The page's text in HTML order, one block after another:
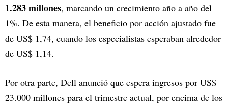
1.283 millones, marcando un crecimiento año a año del
1%. De esta manera, el beneficio por acción ajustado fue
de US$ 1,74, cuando los especialistas esperaban alrededor
de US$ 1,14.
Por otra parte, Dell anunció que espera ingresos por US$
23.000 millones para el trimestre actual, por encima de los